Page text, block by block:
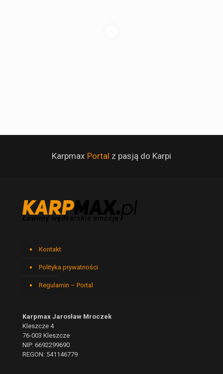
Karpmax Portal z pasją do Karpi
Kontakt
Polityka prywatności
Regulamin – Portal
Karpmax Jarosław Mroczek
Kleszcze 4
76-003 Kleszcze
NIP: 6692299690
REGON: 541146779